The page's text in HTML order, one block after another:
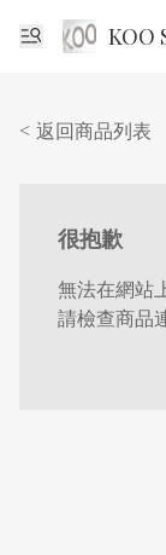
KOO
< 返回商品列表
很抱歉
無法在網站
請檢查商品